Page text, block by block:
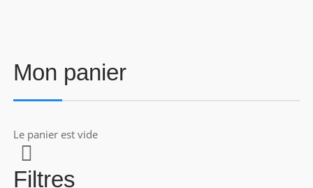
Mon panier
Le panier est vide
Filtres